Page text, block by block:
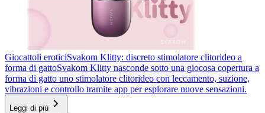
Giocattoli eroticiSvakom Klitty: discreto stimolatore clitorideo a
forma di gattoSvakom Klitty nasconde sotto una giocosa copertura a
forma di gatto uno stimolatore clitorideo con leccamento, suzione,
vibrazioni e controllo tramite app per esplorare nuove sensazioni.
Leggi di più